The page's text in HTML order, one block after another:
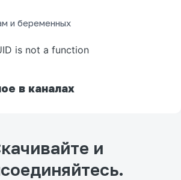
и беременных
is not a function
в каналах
и